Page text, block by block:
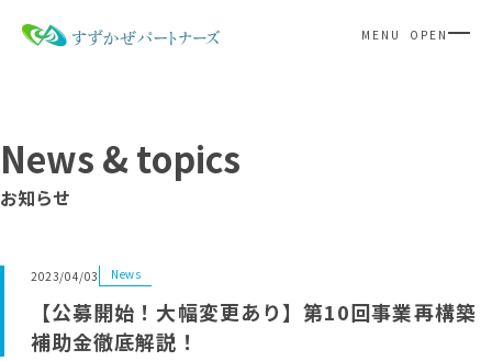
MENU OPEN
News&topics
お知らせ
2023/04/03 News
【公募開始！大幅変更あり】第10回事業再構築
補助金徹底解説！